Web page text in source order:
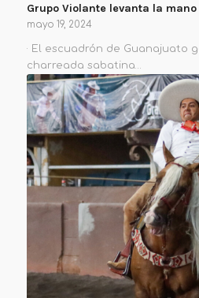
Grupo Violante levanta la
mayo 19, 2024
· El escuadrón de Guanajuato
charreada sabatina…